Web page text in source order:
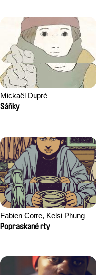
Mickaël Dupré
Sáňky
Fabien Corre, Kelsi Phung
Popraskané rty